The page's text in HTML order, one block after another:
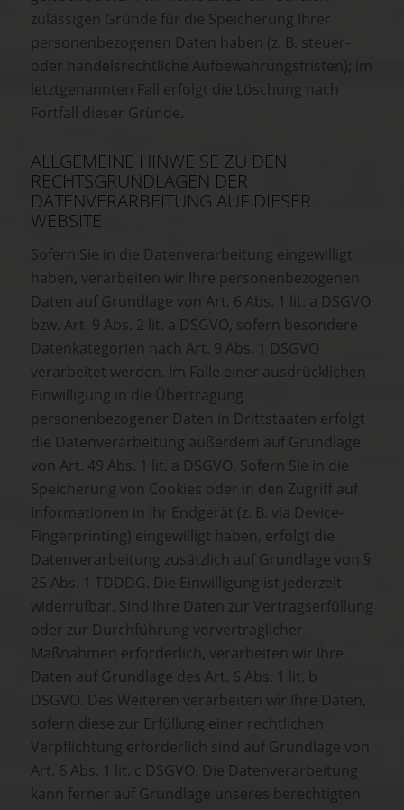
zulässigen Gründe für die Speicherung Ihrer
personenbezogenen Daten haben (z. B. steuer-
oder handelsrechtliche Aufbewahrungsfristen); im
letztgenannten Fall erfolgt die Löschung nach
Fortfall dieser Gründe.
ALLGEMEINE HINWEISE ZU DEN
RECHTSGRUNDLAGEN DER
DATENVERARBEITUNG AUF DIESER
WEBSITE
Sofern Sie in die Datenverarbeitung eingewilligt
haben, verarbeiten wir Ihre personenbezogenen
Daten auf Grundlage von Art. 6 Abs. 1 lit. a DSGVO
bzw. Art. 9 Abs. 2 lit. a DSGVO, sofern besondere
Datenkategorien nach Art. 9 Abs. 1 DSGVO
verarbeitet werden. Im Falle einer ausdrücklichen
Einwilligung in die Übertragung
personenbezogener Daten in Drittstaaten erfolgt
die Datenverarbeitung außerdem auf Grundlage
von Art. 49 Abs. 1 lit. a DSGVO. Sofern Sie in die
Speicherung von Cookies oder in den Zugriff auf
Informationen in Ihr Endgerät (z. B. via Device-
Fingerprinting) eingewilligt haben, erfolgt die
Datenverarbeitung zusätzlich auf Grundlage von §
25 Abs. 1 TDDDG. Die Einwilligung ist jederzeit
widerrufbar. Sind Ihre Daten zur Vertragserfüllung
oder zur Durchführung vorvertraglicher
Maßnahmen erforderlich, verarbeiten wir Ihre
Daten auf Grundlage des Art. 6 Abs. 1 lit. b
DSGVO. Des Weiteren verarbeiten wir Ihre Daten,
sofern diese zur Erfüllung einer rechtlichen
Verpflichtung erforderlich sind auf Grundlage von
Art. 6 Abs. 1 lit. c DSGVO. Die Datenverarbeitung
kann ferner auf Grundlage unseres berechtigten